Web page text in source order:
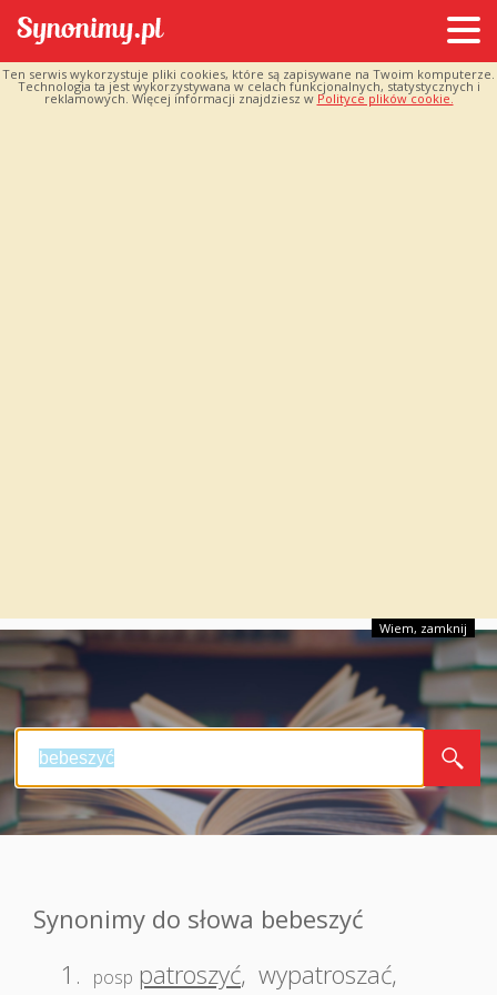
Ten serwis wykorzystuje pliki cookies, które są zapisywane na Twoim komputerze.
Technologia ta jest wykorzystywana w celach funkcjonalnych, statystycznych i
reklamowych. Więcej informacji znajdziesz w Polityce plików cookie.
Wiem, zamknij
Synonimy do słowa bebeszyć
1.
posp patroszyć, wypatroszać,